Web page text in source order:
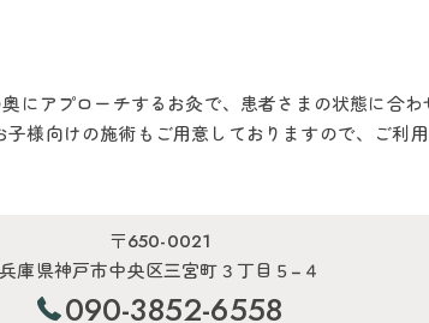
にアプローチするお灸で、患者さまの状態に合
様向けの施術もご用意しておりますので、ご利
〒650-0021
兵庫県神戸市中央区三宮町３丁目５−４
090-3852-6558